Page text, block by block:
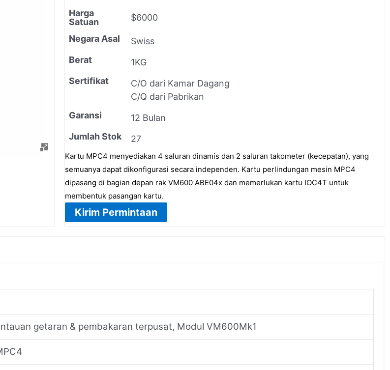
Harga
Satuan
$6000
Negara Asal
Swiss
Berat
1KG
Sertifikat
C/O dari Kamar Dagang
C/Q dari Pabrikan
Garansi
12 Bulan
Jumlah Stok
27
Kartu MPC4 menyediakan 4 saluran dinamis dan 2 saluran takometer (kecepatan), yang
semuanya dapat dikonfigurasi secara independen. Kartu perlindungan mesin MPC4
dipasang di bagian depan rak VM600 ABE04x dan memerlukan kartu IOC4T untuk
membentuk pasangan kartu.
Kirim Permintaan
getaran & pembakaran terpusat, Modul VM600Mk1